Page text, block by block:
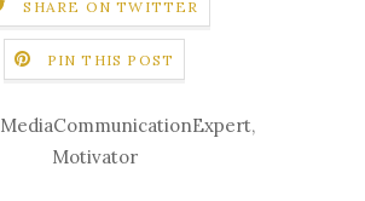
SHARE ON TWITTER
PIN THIS POST
MediaCommunicationExpert,
Motivator